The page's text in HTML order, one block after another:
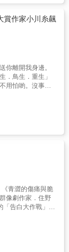
開各種想像的孫
成長的動人繪本。
作品《家族的完
字也忘記了。被
受小登嬤撫養時
她，從現在起，
母女三代之間
孩登會長成為女
老她會逐漸忘卻
眼老去的故事情
非常的健忘。但
難過喔！只是被
把和小登嬤之間
在卻一邊將行李
著與小登嬤的每
有把我忘記的那
》為《皇家賓
成》（中央公論
第一本繪本。故
呆後漸漸認不出女
去……還有，探問
開各種想像的孫
成長的動人繪本。
字也忘記了。被
受小登嬤撫養時
她，從現在起，
母女三代之間
孩登會長成為女
老她會逐漸忘卻
眼老去的故事情
賞作家小川糸飆
你離開我身邊。
．鳥生．重生」
用怕喲。沒事
女與祖母一起珍
玄鳳鸚鵡。兩人
心照料牠長大，
上去就像是一條
這條緞帶，將
起。誤以為窗邊
最大的安慰；痛
伴的雀躍；與小
後的時間奉獻於
為她說出「歡迎
最重要的寶物，
Ribbon帶來了相
牠振翅出發之
開，這次，牠的
青澀的傷痛與脆
像劇作家．住野
告白大作戰」，
讓死黨為我失